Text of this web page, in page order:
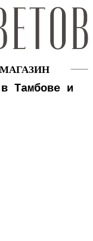
Тамбове и